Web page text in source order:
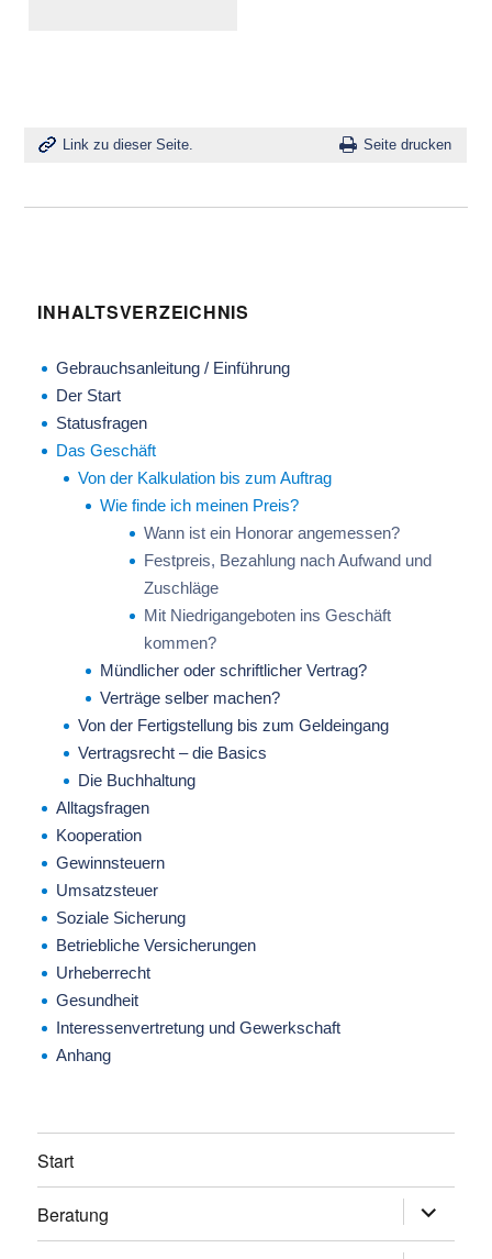
Link zu dieser Seite. Seite drucken
INHALTSVERZEICHNIS
Gebrauchsanleitung / Einführung
Der Start
Statusfragen
Das Geschäft
Von der Kalkulation bis zum Auftrag
Wie finde ich meinen Preis?
Wann ist ein Honorar angemessen?
Festpreis, Bezahlung nach Aufwand und
Zuschläge
Mit Niedrigangeboten ins Geschäft
kommen?
Mündlicher oder schriftlicher Vertrag?
Verträge selber machen?
Von der Fertigstellung bis zum Geldeingang
Vertragsrecht – die Basics
Die Buchhaltung
Alltagsfragen
Kooperation
Gewinnsteuern
Umsatzsteuer
Soziale Sicherung
Betriebliche Versicherungen
Urheberrecht
Gesundheit
Interessenvertretung und Gewerkschaft
Anhang
Start
Beratung
anzeigen